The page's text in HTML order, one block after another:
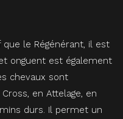
le Régénérant, il est
onguent est également
chevaux sont
en Attelage, en
durs. Il permet un